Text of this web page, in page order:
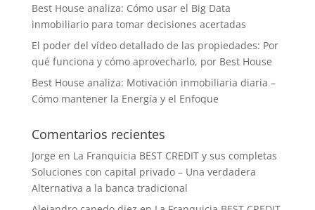
Best House analiza: Cómo usar el Big Data
inmobiliario para tomar decisiones acertadas
El poder del vídeo detallado de las propiedades: Por
qué funciona y cómo aprovecharlo, por Best House
Best House analiza: Motivación inmobiliaria diaria –
Cómo mantener la Energía y el Enfoque
Comentarios recientes
Jorge en La Franquicia BEST CREDIT y sus completas
Soluciones con capital privado – Una verdadera
Alternativa a la banca tradicional